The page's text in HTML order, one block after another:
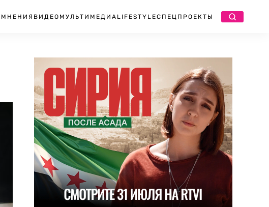
МНЕНИЯ ВИДЕО МУЛЬТИМЕДИА LIFESTYLEСПЕЦПРОЕКТЫ